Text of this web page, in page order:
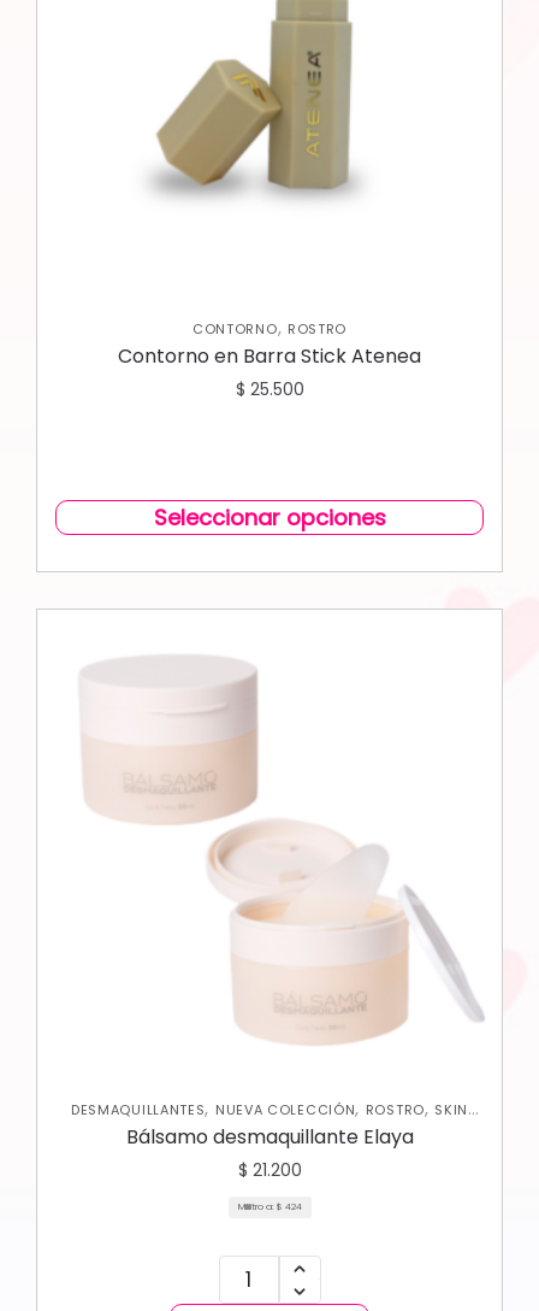
CONTORNO, ROSTRO
Contorno en Barra Stick Atenea
$ 25.500
Seleccionar opciones
DESMAQUILLANTES, NUEVA COLECCIÓN, ROSTRO, SKIN
CARE FACIAL
Bálsamo desmaquillante Elaya
$ 21.200
Mililitro a: $ 424